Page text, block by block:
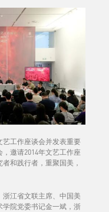
艺工作座谈会并发表重要
邀请2014年文艺工作座
和践行者，重聚国美，
江省文联主席、中国美
院党委书记金一斌，浙